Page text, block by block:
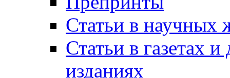
Статьи в научных
Статьи в газетах
изданиях